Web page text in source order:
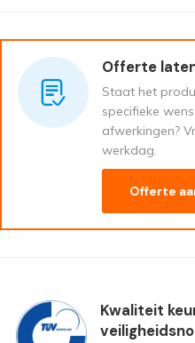
Offerte
Staat het
specifieke
afwerkingen?
werkdag.
Offerte
Kwaliteit